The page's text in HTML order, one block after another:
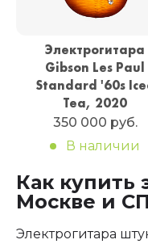
Электрогитара
Gibson Les Paul
Standard '60s
Tea, 2020
350 000 руб.
В наличии
Как купить
Москве и
Электрогитара